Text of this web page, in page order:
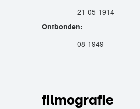
21-05-1914
Ontbonden:
08-1949
filmografie